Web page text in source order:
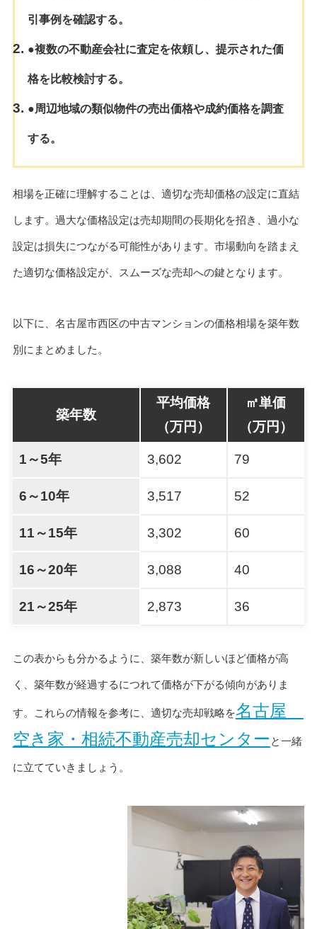
引事例を確認する。
●複数の不動産会社に査定を依頼し、提示された価
格を比較検討する。
●周辺地域の類似物件の売出価格や成約価格を調査
する。
相場を正確に理解することは、適切な売却価格の設定に直結
します。過大な価格設定は売却期間の長期化を招き、過小な
設定は損失につながる可能性があります。市場動向を踏まえ
た適切な価格設定が、スムーズな売却への鍵となります。
以下に、名古屋市西区の中古マンションの価格相場を築年数
別にまとめました。
築年数
平均価格
（万円）
㎡単価
（万円）
1～5年 3,602 79
6～10年 3,517 52
11～15年 3,302 60
16～20年 3,088 40
21～25年 2,873 36
この表からも分かるように、築年数が新しいほど価格が高
く、築年数が経過するにつれて価格が下がる傾向がありま
す。これらの情報を参考に、適切な売却戦略を名古屋
空き家・相続不動産売却センター と一緒
に立てていきましょう。